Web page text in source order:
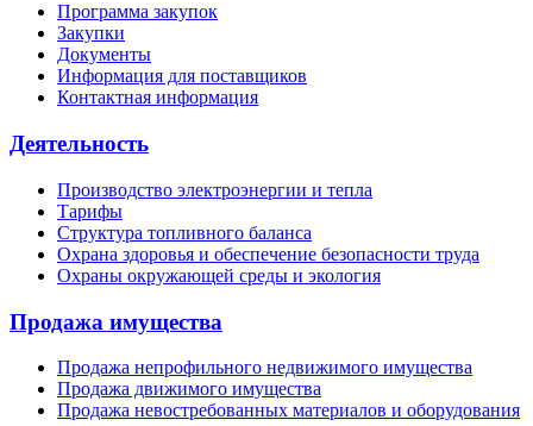
Программа закупок
Закупки
Документы
Информация для поставщиков
Контактная информация
Деятельность
Производство электроэнергии и тепла
Тарифы
Структура топливного баланса
Охрана здоровья и обеспечение безопасности труда
Охраны окружающей среды и экология
Продажа имущества
Продажа непрофильного недвижимого имущества
Продажа движимого имущества
Продажа невостребованных материалов и оборудования